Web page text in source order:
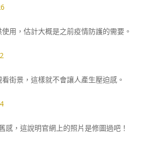
用，估計大概是之前疫情防護的需要。
街景，這樣就不會讓人產生壓迫感。
，這說明官網上的照片是修圖過吧！